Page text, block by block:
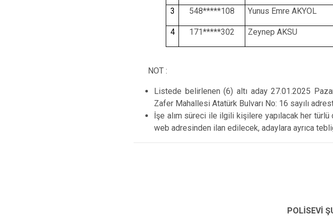
3 548*****108 Yunus Emre AKYOL
4 171*****302 Zeynep AKSU
NOT :
Listede belirlenen (6) altı aday 27.01.2025
Zafer Mahallesi Atatürk Bulvarı No: 16 sayılı
İşe alım süreci ile ilgili kişilere yapılacak her
web adresinden ilan edilecek, adaylara ayrıca
POLİSEVİ